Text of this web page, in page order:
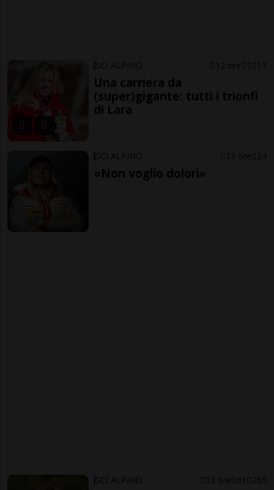
SCI ALPINO 12 ore 1 13
Una carriera da
(super)gigante: tutti i trionfi
di Lara
SCI ALPINO 13 ore 24
«Non voglio dolori»
SCI ALPINO 13 ore 61 265